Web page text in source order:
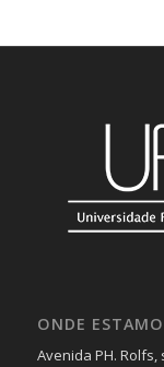
ONDE
Avenida PH. Rolfs,